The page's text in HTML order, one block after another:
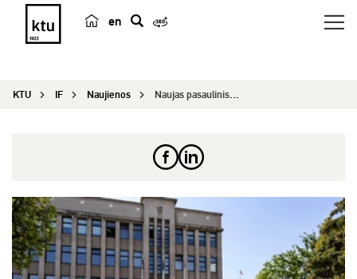
en
e
KTU IF Naujienos Naujas pasaulinis reitingas: KTU – stipriausias ...